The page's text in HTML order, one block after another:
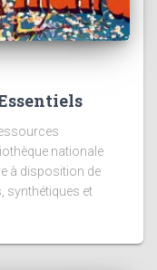
nationale
à disposition de
synthétiques et